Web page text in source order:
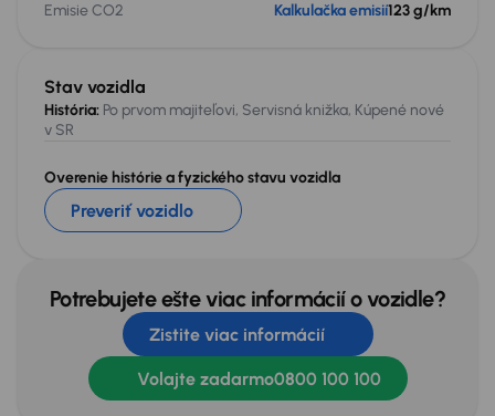
Stav vozidla
História: Po prvom majiteľovi, Servisná knižka, Kúpené nové
v SR
Overenie histórie a fyzického stavu vozidla
Preveriť vozidlo
Emisie CO2
Kalkulačka emisií123 g/km
Potrebujete ešte viac informácií o vozidle?
Zistite viac informácií
Volajte zadarmo0800 100 100